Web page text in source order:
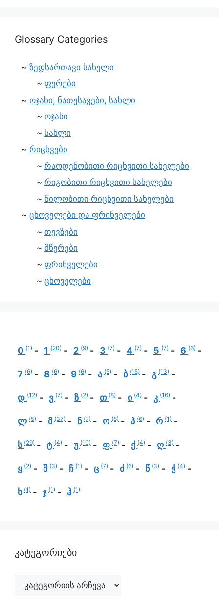
Glossary Categories
ზედსართავი სახელი
ფერები
ოჯახი, ნათესავები, სახლი
ოჯახი
სახლი
რიცხვები
რაოდენობითი რიცხვითი სახელები
რიგობითი რიცხვითი სახელები
წილობითი რიცხვითი სახელები
ცხოველები და ფრინველები
თევზები
მწერები
ფრინველები
ცხოველები
0 (1) 1 (20) 2 (9) 3 (7) 4 (7) 5 (7) 6 (6)
7 (6) 8 (6) 9 (6) ა (5) ბ (15) გ (13)
დ (12) ვ (7) ზ (2) თ (8) ი (4) კ (16)
ლ (5) მ (37) ნ (7) ო (8) პ (6) რ (1)
ს (29) ტ (4) უ (10) ფ (7) ქ (4) ღ (3)
ყ (2) შ (3) ჩ (1) ც (7) ძ (6) წ (3) ჭ (4)
ხ (1) ჯ (1) ჰ (1)
კატეგორიები